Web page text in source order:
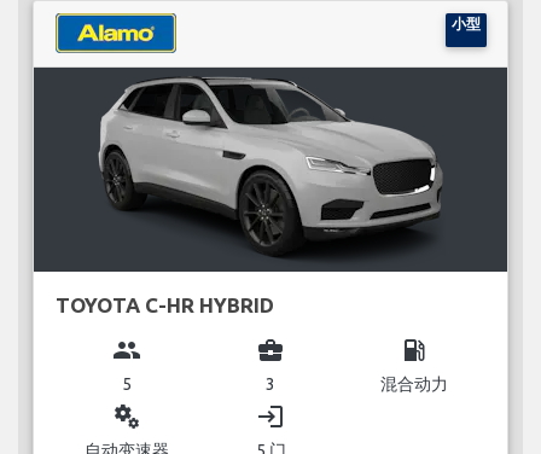
小型
TOYOTA C-HR HYBRID
group
5
business_center
3
local_gas_station
混合动力
miscellaneous_services
自动变速器
login
5 门